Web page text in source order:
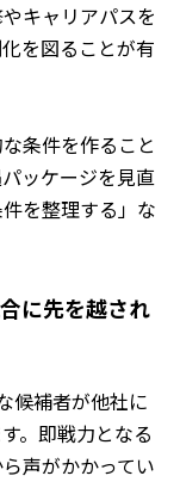
キャリアパスを
を図ることが有
条件を作ること
ッケージを見直
を整理する」な
に先を越され
候補者が他社に
。即戦力となる
声がかかってい